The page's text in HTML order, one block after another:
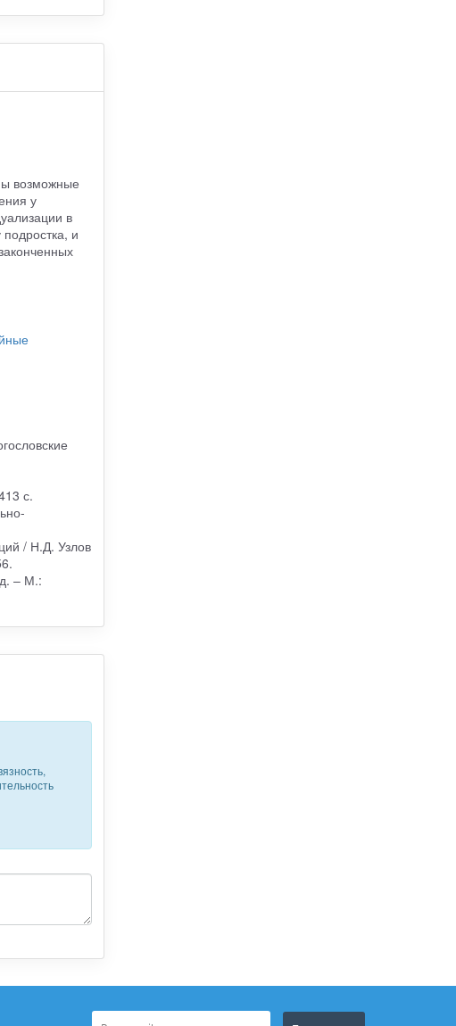
возможные
у
в
и
с.
/ Н.Д. Узлов
– М.: